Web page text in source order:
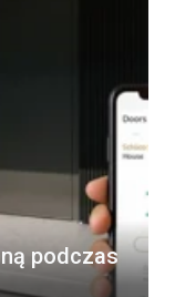
podczas